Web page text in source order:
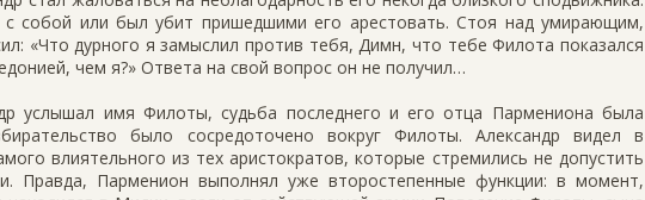
собой или был убит пришедшими его арестовать. Стоя над умирающим,
«Что дурного я замыслил против тебя, Димн, что тебе Филота показался
чем я?» Ответа на свой вопрос он не получил…
услышал имя Филоты, судьба последнего и его отца Пармениона была
было сосредоточено вокруг Филоты. Александр видел в
влиятельного из тех аристократов, которые стремились не допустить
Правда, Парменион выполнял уже второстепенные функции: в момент,